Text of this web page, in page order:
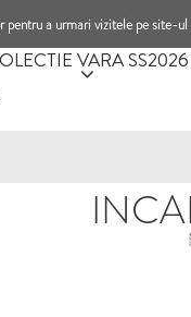
a urmari vizitele pe site-
VARA SS2026